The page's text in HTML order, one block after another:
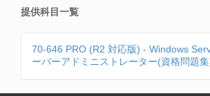
提供科目一覧
70-646 PRO (R2 対応版) - Windows
ーバーアドミニストレーター(資格問題